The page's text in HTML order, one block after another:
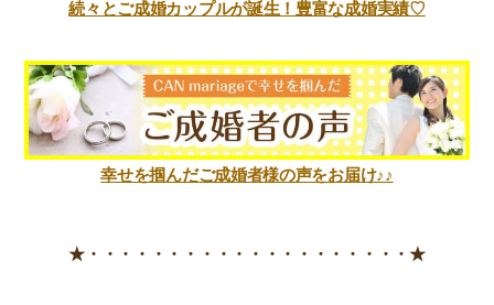
続々とご成婚カップルが誕生！豊富な成婚実績♡
幸せを掴んだご成婚者様の声をお届け♪♪
★・・・・・・・・・・・・・・・・・・・・★